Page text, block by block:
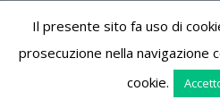
Località Volano 25050
dell'Adamello
Il presente sito fa uso di
prosecuzione nella navigazione
cookie.